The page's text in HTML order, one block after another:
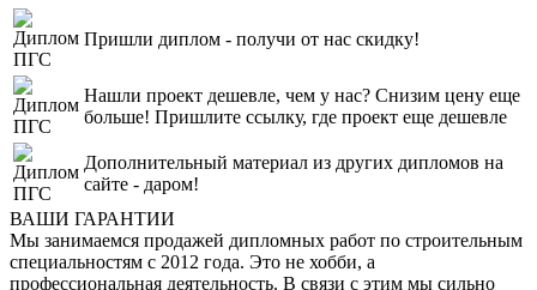
Пришли диплом - получи от нас скидку!
Нашли проект дешевле, чем у нас? Снизим цену еще
больше! Пришлите ссылку, где проект еще дешевле
Дополнительный материал из других дипломов на
сайте - даром!
ВАШИ ГАРАНТИИ
Мы занимаемся продажей дипломных работ по строительным
специальностям с 2012 года. Это не хобби, а
профессиональная деятельность. В связи с этим мы сильно